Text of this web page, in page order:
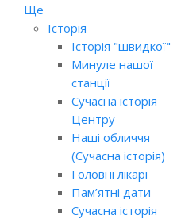
Ще
Історія
Історія "швидкої"
Минуле нашої
станції
Сучасна історія
Центру
Наші обличчя
(Сучасна історія)
Головні лікарі
Пам’ятні дати
Сучасна історія